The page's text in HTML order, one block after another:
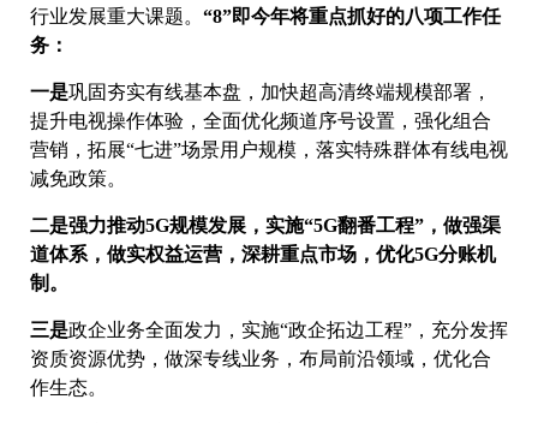
行业发展重大课题。 “8”即今年将重点抓好的八项工作任
务：
一是巩固夯实有线基本盘，加快超高清终端规模部署，
提升电视操作体验，全面优化频道序号设置，强化组合
营销，拓展“七进”场景用户规模，落实特殊群体有线电视
减免政策。
二是强力推动5G规模发展，实施“5G翻番工程”，做强渠
道体系，做实权益运营，深耕重点市场，优化5G分账机
制。
三是政企业务全面发力，实施“政企拓边工程”，充分发挥
资质资源优势，做深专线业务，布局前沿领域，优化合
作生态。